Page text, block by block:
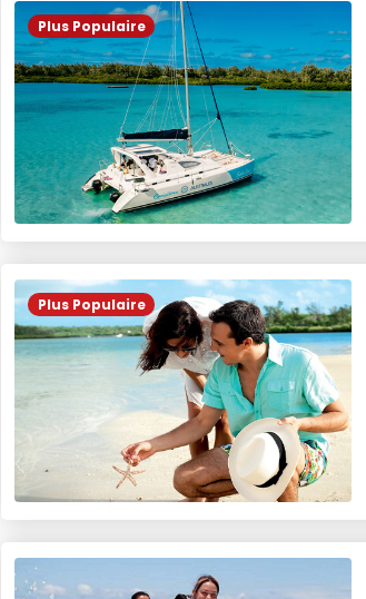
Plus Populaire
Plus Populaire